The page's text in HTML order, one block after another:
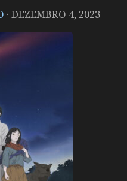
· DEZEMBRO 4, 2023